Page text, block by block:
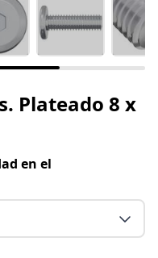
Plateado 8 x
en el